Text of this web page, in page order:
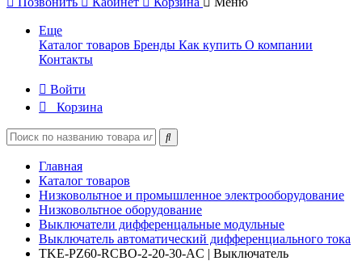
Еще
Каталог товаров Бренды Как купить О компании
Контакты
Войти
Корзина
Главная
Каталог товаров
Низковольтное и промышленное электрооборудование
Низковольтное оборудование
Выключатели дифференцальные модульные
Выключатель автоматический дифференциального тока
TKE-PZ60-RCBO-2-20-30-AC | Выключатель